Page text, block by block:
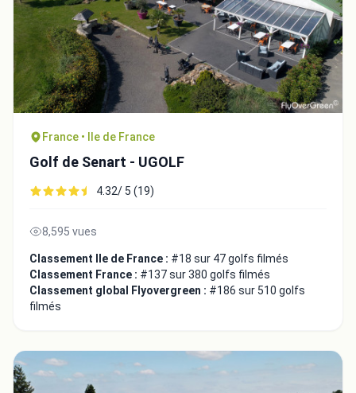
France • Ile de France
Golf de Senart - UGOLF
4.32/ 5 (19)
8,595 vues
Classement Ile de France : #18 sur 47 golfs filmés
Classement France : #137 sur 380 golfs filmés
Classement global Flyovergreen : #186 sur 510 golfs
filmés